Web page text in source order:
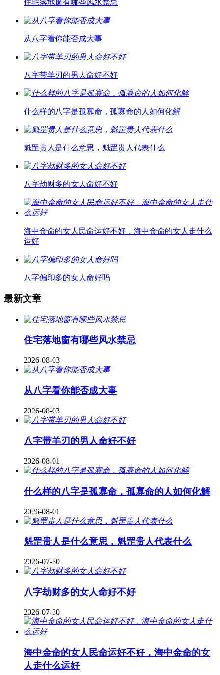
住宅落地窗有哪些风水禁忌
从八字看你能否成大事
八字带羊刃的男人命好不好
什么样的八字是孤寡命，孤寡命的人如何化解
魁罡贵人是什么意思，魁罡贵人代表什么
八字劫财多的女人命好不好
海中金命的女人民命运好不好，海中金命的女人走什么
运好
八字偏印多的女人命好吗
最新文章
住宅落地窗有哪些风水禁忌
2026-08-03
从八字看你能否成大事
2026-08-03
八字带羊刃的男人命好不好
2026-08-01
什么样的八字是孤寡命，孤寡命的人如何化解
2026-08-01
魁罡贵人是什么意思，魁罡贵人代表什么
2026-07-30
八字劫财多的女人命好不好
2026-07-30
海中金命的女人民命运好不好，海中金命的女
人走什么运好